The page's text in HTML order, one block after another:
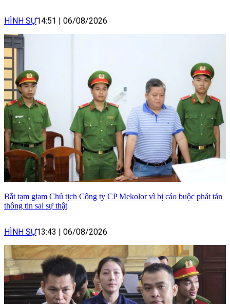
HÌNH SỰ14:51 06/08/2026
Bắt tạm giam Chủ tịch Công ty CP Mekolor vì bị cáo buộc phát tán
thông tin sai sự thật
HÌNH SỰ13:43 06/08/2026